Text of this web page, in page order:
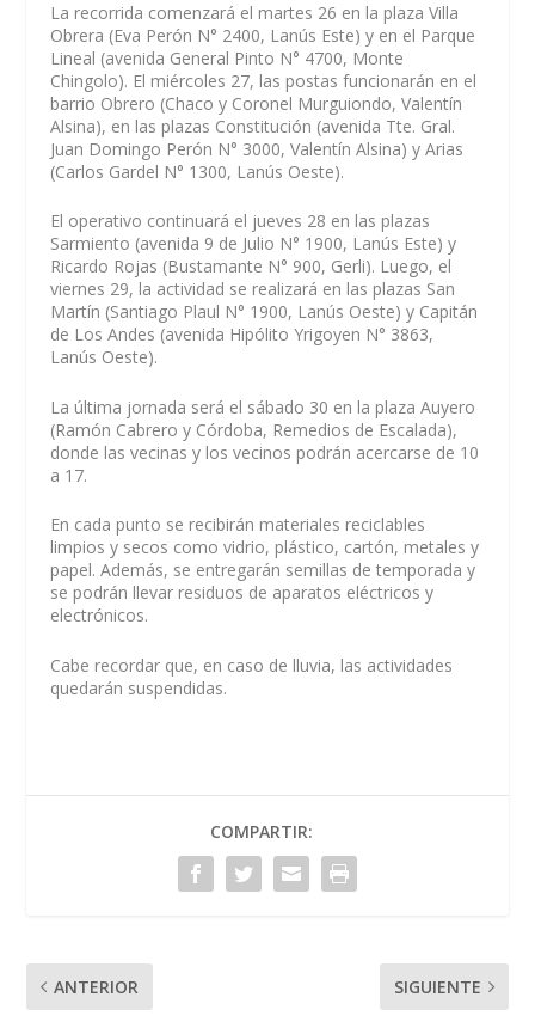
La recorrida comenzará el martes 26 en la plaza Villa
Obrera (Eva Perón N° 2400, Lanús Este) y en el Parque
Lineal (avenida General Pinto N° 4700, Monte
Chingolo). El miércoles 27, las postas funcionarán en el
barrio Obrero (Chaco y Coronel Murguiondo, Valentín
Alsina), en las plazas Constitución (avenida Tte. Gral.
Juan Domingo Perón N° 3000, Valentín Alsina) y Arias
(Carlos Gardel N° 1300, Lanús Oeste).
El operativo continuará el jueves 28 en las plazas
Sarmiento (avenida 9 de Julio N° 1900, Lanús Este) y
Ricardo Rojas (Bustamante N° 900, Gerli). Luego, el
viernes 29, la actividad se realizará en las plazas San
Martín (Santiago Plaul N° 1900, Lanús Oeste) y Capitán
de Los Andes (avenida Hipólito Yrigoyen N° 3863,
Lanús Oeste).
La última jornada será el sábado 30 en la plaza Auyero
(Ramón Cabrero y Córdoba, Remedios de Escalada),
donde las vecinas y los vecinos podrán acercarse de 10
a 17.
En cada punto se recibirán materiales reciclables
limpios y secos como vidrio, plástico, cartón, metales y
papel. Además, se entregarán semillas de temporada y
se podrán llevar residuos de aparatos eléctricos y
electrónicos.
Cabe recordar que, en caso de lluvia, las actividades
quedarán suspendidas.
COMPARTIR:
ANTERIOR SIGUIENTE